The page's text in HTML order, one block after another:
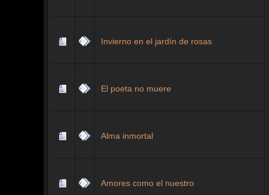
Invierno en el jardín de rosas
El poeta no muere
Alma inmortal
Amores como el nuestro